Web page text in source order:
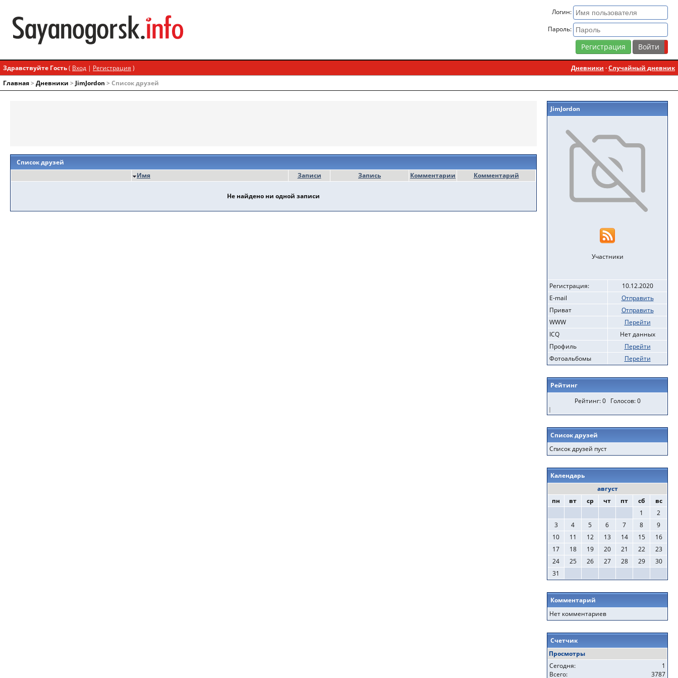
Логин:
Пароль:
Регистрация
Здравствуйте Гость( Вход | Регистрация ) Дневники ·Случайный дневник
Главная> Дневники > JimJordon > Список друзей
Список друзей
Имя
Записи Запись Комментарии Комментарий
Не найдено ни одной записи
JimJordon
Участники
Регистрация:
10.12.2020
E-mail
Отправить
Приват
Отправить
WWW
Перейти
ICQ
Нет данных
Профиль
Перейти
Фотоальбомы
Перейти
Рейтинг
Рейтинг: 0 Голосов: 0
Список друзей
Список друзей пуст
Календарь
август
пн
вт ср чт пт сб
вс
1
2
3
4 5 6 7 8
9
10
11 12 13 14 15
16
17
18 19 20 21 22
23
24
25 26 27 28 29
30
31
Комментарий
Нет комментариев
Счетчик
Просмотры
1
Сегодня:
3787
Всего: